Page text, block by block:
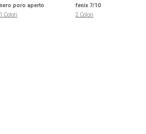
nero poro aperto
1 Colori
fenix 7/10
2 Colori